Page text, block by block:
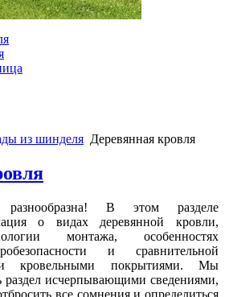
из шинделя Деревянная кровля
разнообразна! В этом разделе
о видах деревянной кровли,
монтажа, особенностях
и сравнительной
кровельными покрытиями. Мы
раздел исчерпывающими сведениями,
все сомнения и определиться